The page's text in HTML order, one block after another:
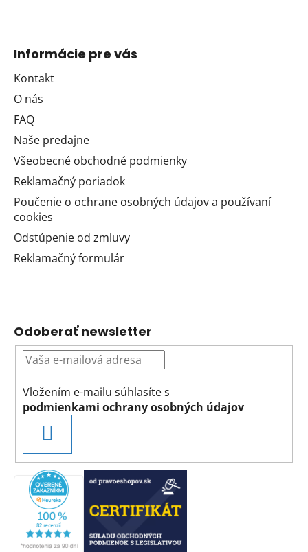
Informácie pre vás
Kontakt
O nás
FAQ
Naše predajne
Všeobecné obchodné podmienky
Reklamačný poriadok
Poučenie o ochrane osobných údajov a používaní
cookies
Odstúpenie od zmluvy
Reklamačný formulár
Odoberať newsletter
Vložením e-mailu súhlasíte s
podmienkami ochrany osobných údajov
SA